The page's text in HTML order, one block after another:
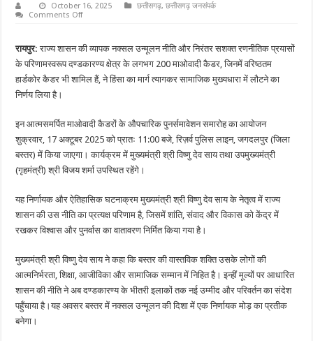
October 16, 2025 छत्तीसगढ़,छत्तीसगढ़ जनसंपर्क
Comments Offon
उन्मूलन
की
दिशा
में
ऐतिहासिक
क्षेत्र
200
से
अधिक
माओवादी
आत्मसमर्पण…..
रायपुर: राज्य शासन की व्यापक नक्सल उन्मूलन नीति और निरंतर सशक्त रणनीतिक प्रयासों
के परिणामस्वरूप दण्डकारण्य क्षेत्र के लगभग 200 माओवादी कैडर, जिनमें वरिष्ठतम
हार्डकोर कैडर भी शामिल हैं, ने हिंसा का मार्ग त्यागकर सामाजिक मुख्यधारा में लौटने का
निर्णय लिया है।
इन आत्मसमर्पित माओवादी कैडरों के औपचारिक पुनर्समावेशन समारोह का आयोजन
शुक्रवार, 17 अक्टूबर 2025 को प्रातः 11:00 बजे, रिज़र्व पुलिस लाइन, जगदलपुर (जिला
बस्तर) में किया जाएगा। कार्यक्रम में मुख्यमंत्री श्री विष्णु देव साय तथा उपमुख्यमंत्री
(गृहमंत्री) श्री विजय शर्मा उपस्थित रहेंगे।
यह निर्णायक और ऐतिहासिक घटनाक्रम मुख्यमंत्री श्री विष्णु देव साय के नेतृत्व में राज्य
शासन की उस नीति का प्रत्यक्ष परिणाम है, जिसमें शांति, संवाद और विकास को केंद्र में
रखकर विश्वास और पुनर्वास का वातावरण निर्मित किया गया है।
मुख्यमंत्री श्री विष्णु देव साय ने कहा कि बस्तर की वास्तविक शक्ति उसके लोगों की
आत्मनिर्भरता, शिक्षा, आजीविका और सामाजिक सम्मान में निहित है। इन्हीं मूल्यों पर आधारित
शासन की नीति ने अब दण्डकारण्य के भीतरी इलाकों तक नई उम्मीद और परिवर्तन का संदेश
पहुँचाया है।यह अवसर बस्तर में नक्सल उन्मूलन की दिशा में एक निर्णायक मोड़ का प्रतीक
बनेगा।